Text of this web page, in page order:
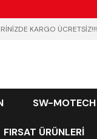
KARGO ÜCRETSİZ!!!
SW-MOTECH
FIRSAT ÜRÜNLERİ